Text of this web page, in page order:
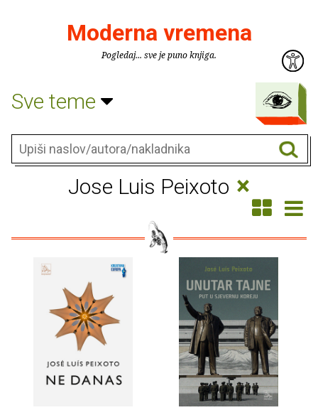
Moderna vremena
Pogledaj... sve je puno knjiga.
Sve teme
Jose Luis Peixoto ×